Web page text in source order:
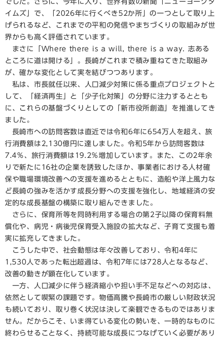
でした。さらに、今年に入り、世界有数の新聞「ニューヨークタ
イムズ」で、「2026年に行くべき52か所」の一つとして取り上
げられるなど、これまでの平和の発信やまちづくりの取組みが世
界からも高く評価されています。
まさに「Where there is a will, there is a way. 志ある
ところに道は開ける」。長崎がこれまで積み重ねてきた取組み
が、確かな変化として実を結びつつあります。
私は、市長就任以来、人口減少対策に係る重点プロジェクトと
して、「経済再生」と「少子化対策」の分野に注力するととも
に、これらの基盤づくりとしての「新市役所創造」を推進してき
ました。
長崎市への訪問客数は直近では令和6年に654万人を超え、旅
行消費額は2,130億円に達しました。令和5年から訪問客数は
7.4％、旅行消費額は19.2％増加しています。また、この2年余
りで新たに16社の企業を誘致したほか、事業者における人材確
保や職場環境改善への支援を進めるとともに、造船や洋上風力な
ど長崎の強みを活かす成長分野への支援を強化し、地域経済の安
定的な成長基盤の構築に取り組んできました。
さらに、保育所等を同時利用する場合の第2子以降の保育料無
償化や、病児・病後児保育受入施設の拡大など、子育て支援も着
実に拡充してきました。
こうした中で、社会動態は年々改善しており、令和4年に
1,530人であった転出超過は、令和7年には728人となるなど、
改善の動きが顕在化しています。
一方、人口減少に伴う経済縮小や担い手不足などへの対応は、
依然として喫緊の課題です。物価高騰や長崎市の厳しい財政状況
も続いており、取り巻く状況は決して楽観できるものではありま
せん。だからこそ、いま得ている変化の勢いを、一時的なものに
終わらせることなく、持続可能な成長につなげていく必要があり